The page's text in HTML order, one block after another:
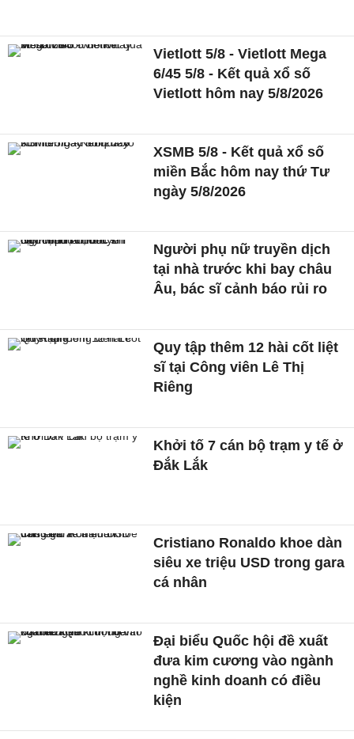
Vietlott 5/8 - Vietlott Mega
6/45 5/8 - Kết quả xổ số
Vietlott hôm nay 5/8/2026
XSMB 5/8 - Kết quả xổ số
miền Bắc hôm nay thứ Tư
ngày 5/8/2026
Người phụ nữ truyền dịch
tại nhà trước khi bay châu
Âu, bác sĩ cảnh báo rủi ro
Quy tập thêm 12 hài cốt liệt
sĩ tại Công viên Lê Thị
Riêng
Khởi tố 7 cán bộ trạm y tế ở
Đắk Lắk
Cristiano Ronaldo khoe dàn
siêu xe triệu USD trong gara
cá nhân
Đại biểu Quốc hội đề xuất
đưa kim cương vào ngành
nghề kinh doanh có điều
kiện